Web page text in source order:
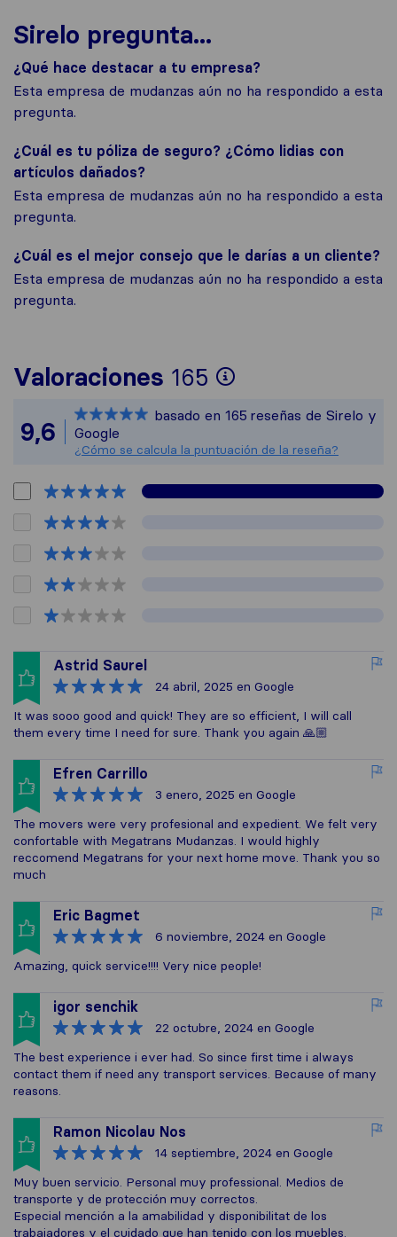
Sirelo pregunta...
¿Qué hace destacar a tu empresa?
Esta empresa de mudanzas aún no ha respondido a esta
pregunta.
¿Cuál es tu póliza de seguro? ¿Cómo lidias con
artículos dañados?
Esta empresa de mudanzas aún no ha respondido a esta
pregunta.
¿Cuál es el mejor consejo que le darías a un cliente?
Esta empresa de mudanzas aún no ha respondido a esta
pregunta.
Valoraciones 165
Para ofrecerte
Todas las
9,6
basado en 165 reseñas de Sirelo y
Google
¿Cómo se calcula la puntuación de la reseña?
Astrid Saurel
24 abril, 2025 en Google
It was sooo good and quick! They are so efficient, I will call
them every time I need for sure. Thank you again 🙏🏼
Efren Carrillo
3 enero, 2025 en Google
The movers were very profesional and expedient. We felt very
confortable with Megatrans Mudanzas. I would highly
reccomend Megatrans for your next home move. Thank you so
much
Eric Bagmet
6 noviembre, 2024 en Google
Amazing, quick service!!!! Very nice people!
igor senchik
22 octubre, 2024 en Google
The best experience i ever had. So since first time i always
contact them if need any transport services. Because of many
reasons.
Ramon Nicolau Nos
14 septiembre, 2024 en Google
Muy buen servicio. Personal muy professional. Medios de
transporte y de protección muy correctos.
Especial mención a la amabilidad y disponibilitat de los
trabajadores y el cuidado que han tenido con los muebles.